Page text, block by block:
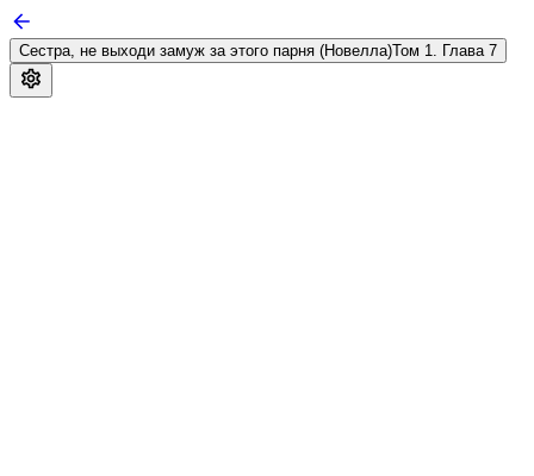
Сестра, не выходи замуж за этого парня (Новелла)Том 1. Глава 7